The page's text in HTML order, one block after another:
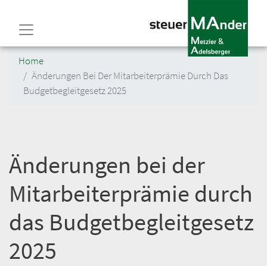
zum
Home
Änderungen Bei Der Mitarbeiterprämie Durch Das
Budgetbegleitgesetz 2025
Änderungen bei der
Mitarbeiterprämie durch
das Budgetbegleitgesetz
2025